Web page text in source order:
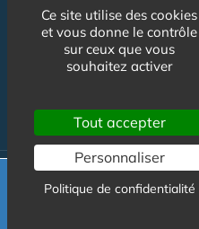
Bien-être
Emploi & formation
Professionnels
NOS AUTRES SITES :
© Australis 2026 - Tous
Besoin
Ce site utilise des cookies
et vous donne le contrôle
sur ceux que vous
souhaitez activer
Tout accepter
Personnaliser
Politique de confidentialité